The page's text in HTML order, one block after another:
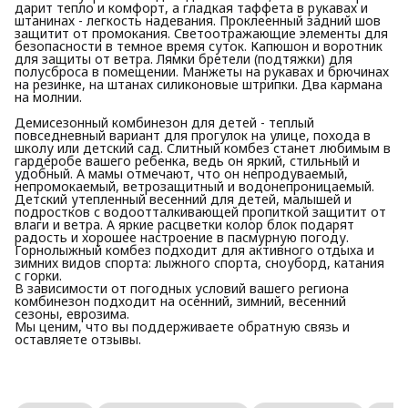
дарит тепло и комфорт, а гладкая таффета в рукавах и
штанинах - легкость надевания. Проклеенный задний шов
защитит от промокания. Светоотражающие элементы для
безопасности в темное время суток. Капюшон и воротник
для защиты от ветра. Лямки бретели (подтяжки) для
полусброса в помещении. Манжеты на рукавах и брючинах
на резинке, на штанах силиконовые штрипки. Два кармана
на молнии.
Демисезонный комбинезон для детей - теплый
повседневный вариант для прогулок на улице, похода в
школу или детский сад. Слитный комбез станет любимым в
гардеробе вашего ребенка, ведь он яркий, стильный и
удобный. А мамы отмечают, что он непродуваемый,
непромокаемый, ветрозащитный и водонепроницаемый.
Детский утепленный весенний для детей, малышей и
подростков с водоотталкивающей пропиткой защитит от
влаги и ветра. А яркие расцветки колор блок подарят
радость и хорошее настроение в пасмурную погоду.
Горнолыжный комбез подходит для активного отдыха и
зимних видов спорта: лыжного спорта, сноуборд, катания
с горки.
В зависимости от погодных условий вашего региона
комбинезон подходит на осенний, зимний, весенний
сезоны, еврозима.
Мы ценим, что вы поддерживаете обратную связь и
оставляете отзывы.